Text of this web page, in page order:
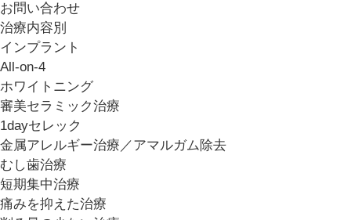
お問い合わせ
治療内容別
インプラント
All-on-4
ホワイトニング
審美セラミック治療
1dayセレック
金属アレルギー治療／アマルガム除去
むし歯治療
短期集中治療
痛みを抑えた治療